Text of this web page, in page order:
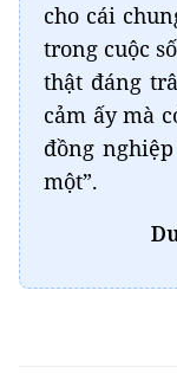
cho cái
trong cuộc
thật đáng
cảm ấy mà
đồng
một”.